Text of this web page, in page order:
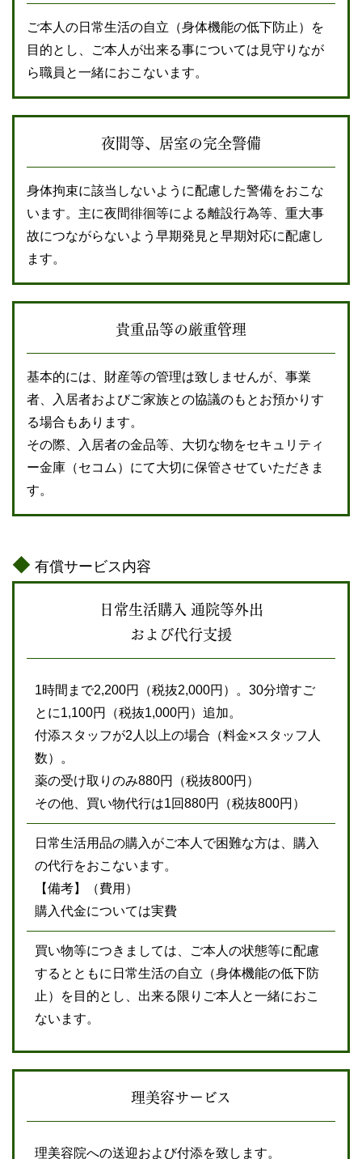
ご本人の日常生活の自立（身体機能の低下防止）を
目的とし、ご本人が出来る事については見守りなが
ら職員と一緒におこないます。
夜間等、居室の完全警備
身体拘束に該当しないように配慮した警備をおこな
います。主に夜間徘徊等による離設行為等、重大事
故につながらないよう早期発見と早期対応に配慮し
ます。
貴重品等の厳重管理
基本的には、財産等の管理は致しませんが、事業
者、入居者およびご家族との協議のもとお預かりす
る場合もあります。
その際、入居者の金品等、大切な物をセキュリティ
ー金庫（セコム）にて大切に保管させていただきま
す。
有償サービス内容
日常生活購入通院等外出
および代行支援
1時間まで2,200円（税抜2,000円）。30分増すご
とに1,100円（税抜1,000円）追加。
付添スタッフが2人以上の場合（料金×スタッフ人
数）。
薬の受け取りのみ880円（税抜800円）
その他、買い物代行は1回880円（税抜800円）
日常生活用品の購入がご本人で困難な方は、購入
の代行をおこないます。
【備考】（費用）
購入代金については実費
買い物等につきましては、ご本人の状態等に配慮
するとともに日常生活の自立（身体機能の低下防
止）を目的とし、出来る限りご本人と一緒におこ
ないます。
理美容サービス
理美容院への送迎および付添を致します。